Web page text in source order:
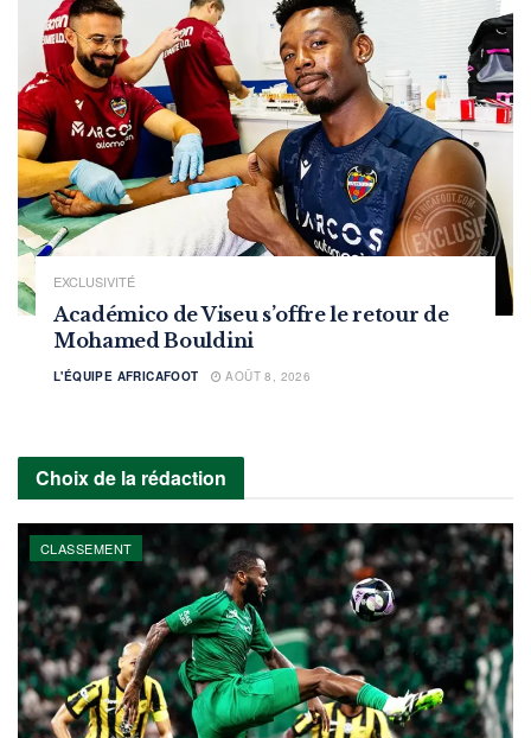
EXCLUSIVITÉ
Académico de Viseu s’offre le retour de
Mohamed Bouldini
L'ÉQUIPE AFRICAFOOT AOÛT 8, 2026
Choix de la rédaction
CLASSEMENT